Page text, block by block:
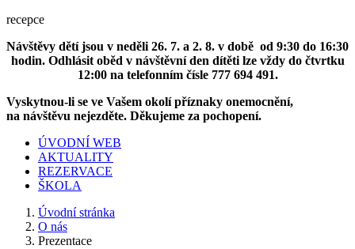
recepce
Návštěvy dětí jsou v neděli 26. 7. a 2. 8. v době od 9:30 do 16:30
hodin. Odhlásit oběd v návštěvní den dítěti lze vždy do čtvrtku
12:00 na telefonním čísle 777 694 491.
Vyskytnou-li se ve Vašem okolí příznaky onemocnění,
na návštěvu nejezděte. Děkujeme za pochopení.
ÚVODNÍ WEB
AKTUALITY
REZERVACE
ŠKOLA
Úvodní stránka
O nás
Prezentace